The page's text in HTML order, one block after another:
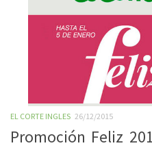
EL CORTE INGLES 26/12/2015
Promoción Feliz